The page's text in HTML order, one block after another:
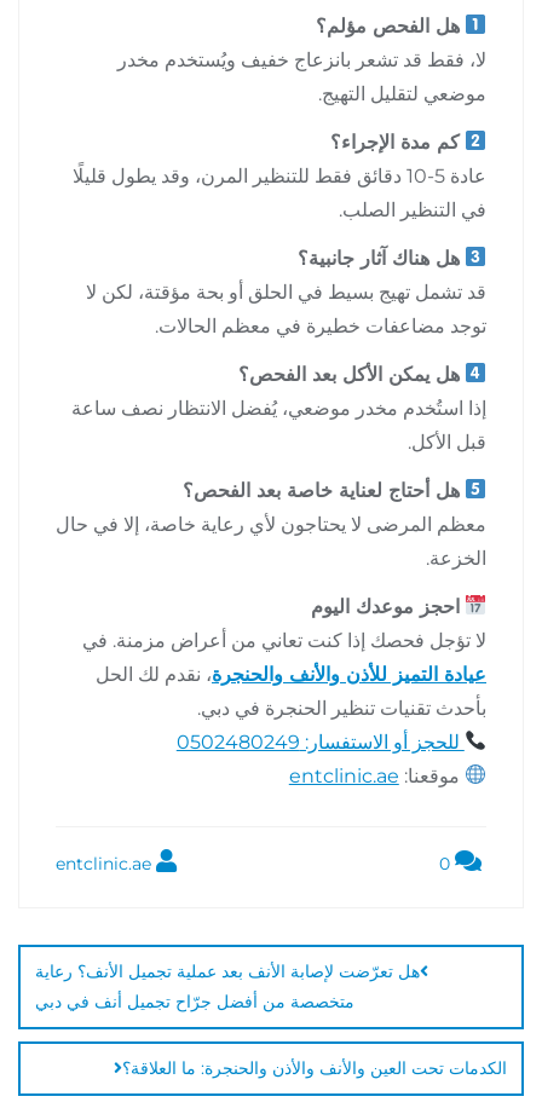
هل الفحص مؤلم؟
لا، فقط قد تشعر بانزعاج خفيف ويُستخدم مخدر
موضعي لتقليل التهيج.
كم مدة الإجراء؟
عادة 5-10 دقائق فقط للتنظير المرن، وقد يطول قليلًا
في التنظير الصلب.
هل هناك آثار جانبية؟
قد تشمل تهيج بسيط في الحلق أو بحة مؤقتة، لكن لا
توجد مضاعفات خطيرة في معظم الحالات.
هل يمكن الأكل بعد الفحص؟
إذا استُخدم مخدر موضعي، يُفضل الانتظار نصف ساعة
قبل الأكل.
هل أحتاج لعناية خاصة بعد الفحص؟
معظم المرضى لا يحتاجون لأي رعاية خاصة، إلا في حال
الخزعة.
احجز موعدك اليوم
لا تؤجل فحصك إذا كنت تعاني من أعراض مزمنة. في
عيادة التميز للأذن والأنف والحنجرة، نقدم لك الحل
بأحدث تقنيات تنظير الحنجرة في دبي.
للحجز أو الاستفسار: 0502480249
موقعنا: entclinic.ae
هل تعرّضت لإصابة الأنف بعد عملية تجميل الأنف؟ رعاية
متخصصة من أفضل جرّاح تجميل أنف في دبي
الكدمات تحت العين والأنف والأذن والحنجرة: ما العلاقة؟